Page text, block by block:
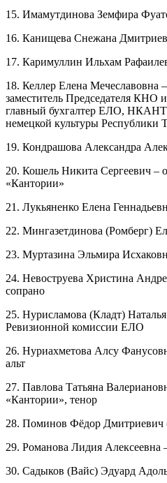
15. Имамутдинова Земфира
16. Канищева Снежана
17. Каримуллин Ильхам
18. Келлер Елена
заместитель Председателя
главный бухгалтер ЕЛО,
немецкой культуры Республики
19. Кондрашова Александра
20. Кошель Никита Сергеевич –
«Кантории»
21. Лукьяненко Елена
22. Мингазетдинова (Ромберг)
23. Муртазина Эльмира
24. Невоструева Христина
сопрано
25. Нурисламова (Кладт)
Ревизионной комиссии ЕЛО
26. Нуриахметова Алсу
альт
27. Павлова Татьяна
«Кантории», тенор
28. Поминов Фёдор Дмитриевич
29. Романова Лидия Алексеевна
30. Садыков (Вайс) Эдуард